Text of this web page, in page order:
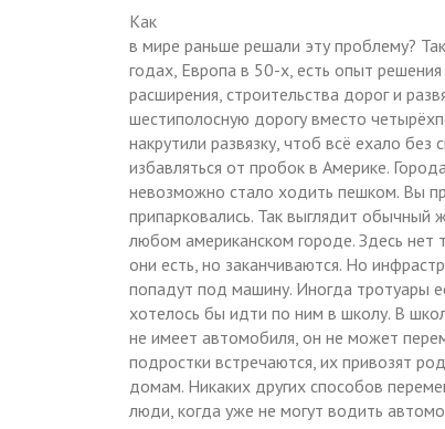
Как
в мире раньше решали эту проблему?
годах, Европа в 50-х, есть опыт
расширения, строительства дорог и
шестиполосную дорогу вместо
накрутили развязку, чтоб всё ехало
избавляться от пробок в Америке.
невозможно стало ходить пешком. Вы
припарковались. Так выглядит обычный
любом американском городе. Здесь
они есть, но заканчиваются. Но
попадут под машину. Иногда тротуары
хотелось бы идти по ним в школу. В
не имеет автомобиля, он не может
подростки встречаются, их привозят
домам. Никаких других способов
люди, когда уже не могут водить